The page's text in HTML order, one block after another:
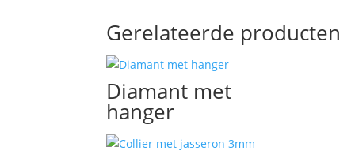
Gerelateerde producten
Diamant met
hanger